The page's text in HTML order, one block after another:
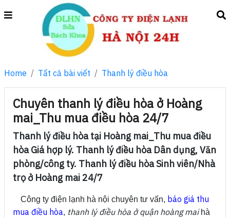
Home Tất cả bài viết Thanh lý điều hòa
Chuyên thanh lý điều hòa ở Hoàng
mai_Thu mua điều hòa 24/7
Thanh lý điều hòa tại Hoàng mai_Thu mua điều
hòa Giá hợp lý. Thanh lý điều hòa Dân dụng, Văn
phòng/công ty. Thanh lý điều hòa Sinh viên/Nhà
trọ ở Hoàng mai 24/7
Công ty điện lạnh hà nội chuyên tư vấn, báo giá thu
mua điều hòa, thanh lý điều hòa ở quận hoàng maihà